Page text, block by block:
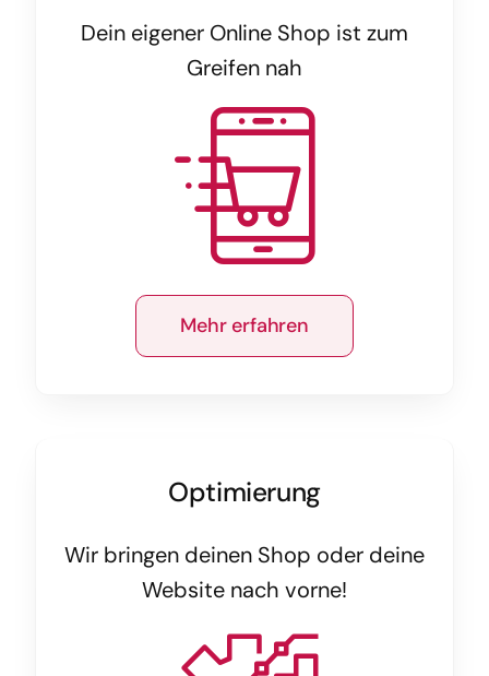
Dein eigener Online Shop ist zum
Greifen nah
Mehr erfahren
Optimierung
Wir bringen deinen Shop oder deine
Website nach vorne!